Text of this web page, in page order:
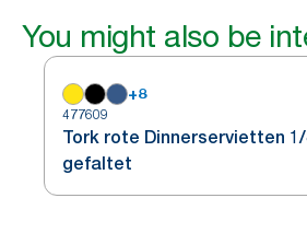
You might also be
+8
477609
Tork rote Dinnerservietten
gefaltet